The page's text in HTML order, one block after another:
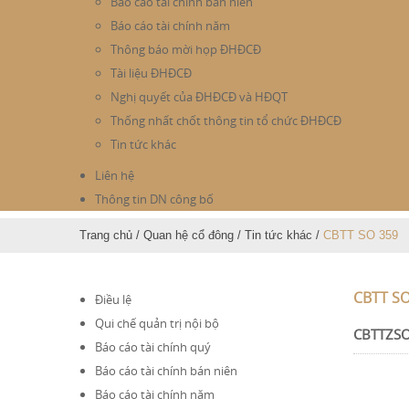
Báo cáo tài chính năm
Thông báo mời họp ĐHĐCĐ
Tài liệu ĐHĐCĐ
Nghị quyết của ĐHĐCĐ và HĐQT
Thống nhất chốt thông tin tổ chức ĐHĐCĐ
Tin tức khác
Liên hệ
Thông tin DN công bố
Trang chủ / Quan hệ cổ đông / Tin tức khác / CBTT SO 359
CBTT
Điều lệ
Qui chế quản trị nội bộ
Báo cáo tài chính quý
Báo cáo tài chính bán niên
Báo cáo tài chính năm